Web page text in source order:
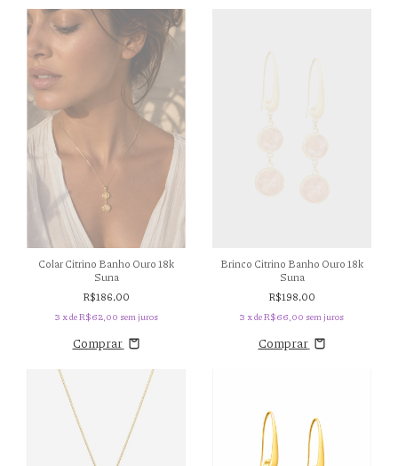
Colar Citrino Banho Ouro 18k
Suna
R$186,00
3 x deR$62,00 sem juros
Comprar
Brinco Citrino Banho Ouro 18k
Suna
R$198,00
3 x deR$66,00 sem juros
Comprar